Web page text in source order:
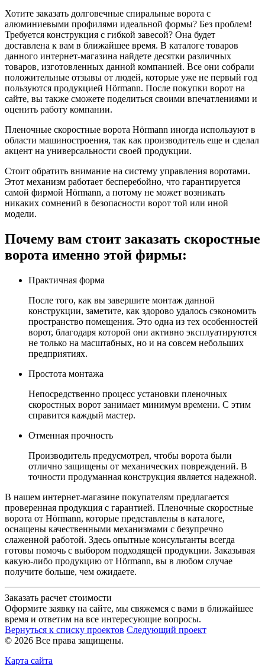
Хотите заказать долговечные спиральные ворота с
алюминиевыми профилями идеальной формы? Без проблем!
Требуется конструкция с гибкой завесой? Она будет
доставлена к вам в ближайшее время. В каталоге товаров
данного интернет-магазина найдете десятки различных
товаров, изготовленных данной компанией. Все они собрали
положительные отзывы от людей, которые уже не первый год
пользуются продукцией Hörmann. После покупки ворот на
сайте, вы также сможете поделиться своими впечатлениями и
оценить работу компании.
Пленочные скоростные ворота Hörmann иногда используют в
области машиностроения, так как производитель еще и сделал
акцент на универсальности своей продукции.
Стоит обратить внимание на систему управления воротами.
Этот механизм работает бесперебойно, что гарантируется
самой фирмой Hörmann, а потому не может возникать
никаких сомнений в безопасности ворот той или иной
модели.
Почему вам стоит заказать скоростные
ворота именно этой фирмы:
Практичная форма
После того, как вы завершите монтаж данной
конструкции, заметите, как здорово удалось сэкономить
пространство помещения. Это одна из тех особенностей
ворот, благодаря которой они активно эксплуатируются
не только на масштабных, но и на совсем небольших
предприятиях.
Простота монтажа
Непосредственно процесс установки пленочных
скоростных ворот занимает минимум времени. С этим
справится каждый мастер.
Отменная прочность
Производитель предусмотрел, чтобы ворота были
отлично защищены от механических повреждений. В
точности продуманная конструкция является надежной.
В нашем интернет-магазине покупателям предлагается
проверенная продукция с гарантией. Пленочные скоростные
ворота от Hörmann, которые представлены в каталоге,
оснащены качественными механизмами с безупречно
слаженной работой. Здесь опытные консультанты всегда
готовы помочь с выбором подходящей продукции. Заказывая
какую-либо продукцию от Hörmann, вы в любом случае
получите больше, чем ожидаете.
Заказать расчет стоимости
Оформите заявку на сайте, мы свяжемся с вами в ближайшее
время и ответим на все интересующие вопросы.
Вернуться к списку проектов Следующий проект
© 2026 Все права защищены.
Карта сайта